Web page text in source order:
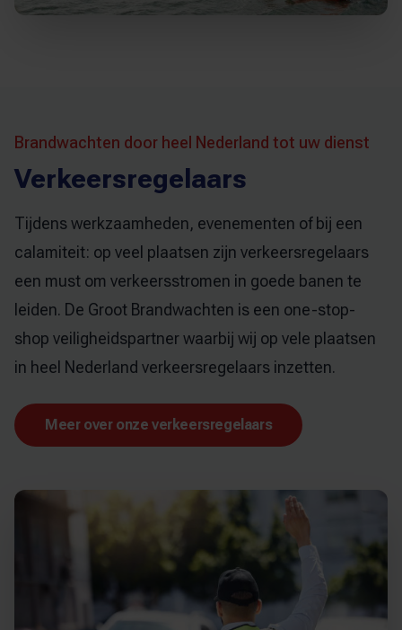
Brandwachten door heel Nederland tot uw dienst
Verkeersregelaars
Tijdens werkzaamheden, evenementen of bij een
calamiteit: op veel plaatsen zijn verkeersregelaars
een must om verkeersstromen in goede banen te
leiden. De Groot Brandwachten is een one-stop-
shop veiligheidspartner waarbij wij op vele plaatsen
in heel Nederland verkeersregelaars inzetten.
Meer over onze verkeersregelaars